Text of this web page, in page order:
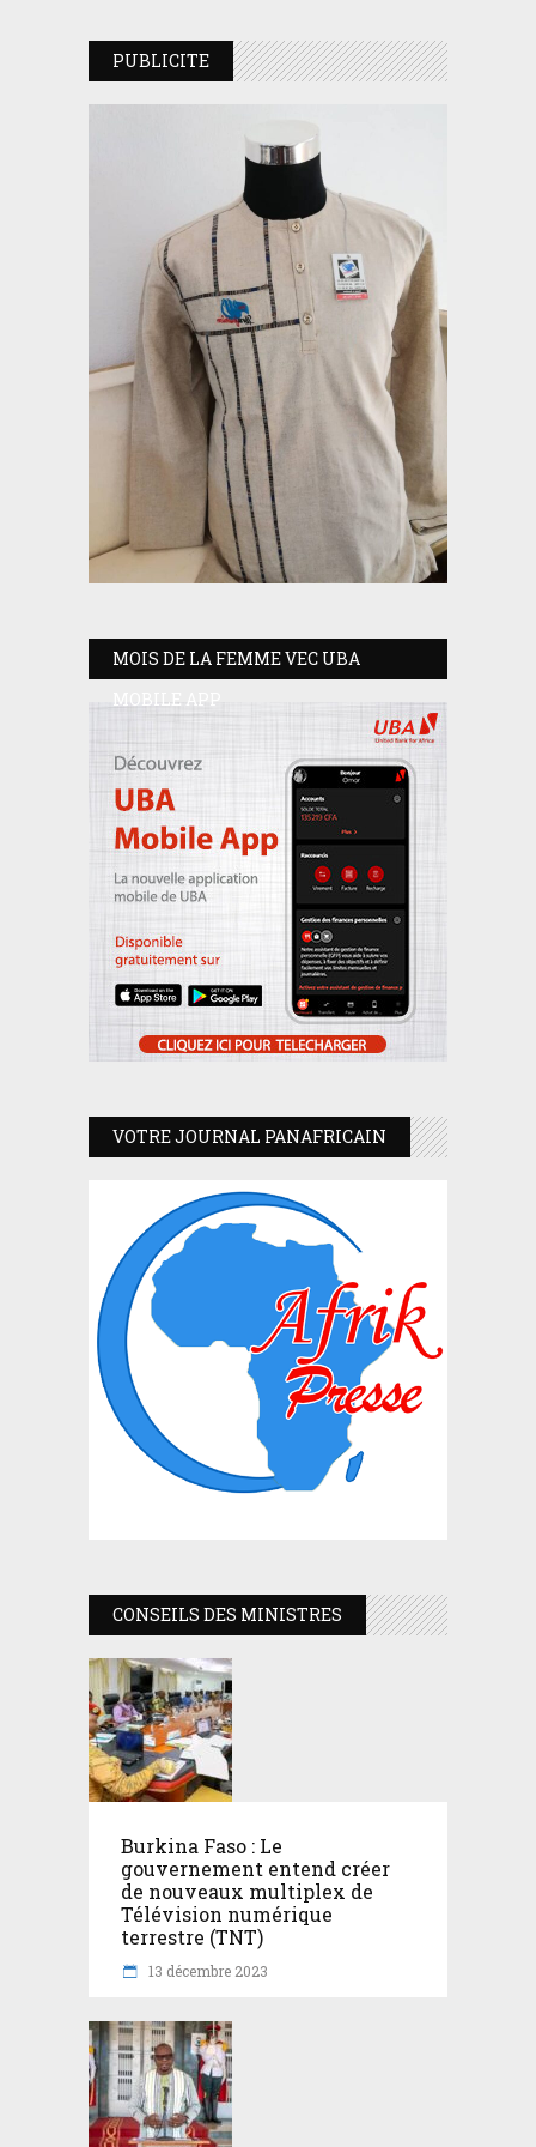
PUBLICITE
MOIS DE LA FEMME VEC UBA
MOBILE APP
VOTRE JOURNAL PANAFRICAIN
CONSEILS DES MINISTRES
Burkina Faso : Le
gouvernement entend créer
de nouveaux multiplex de
Télévision numérique
terrestre (TNT)
13 décembre 2023